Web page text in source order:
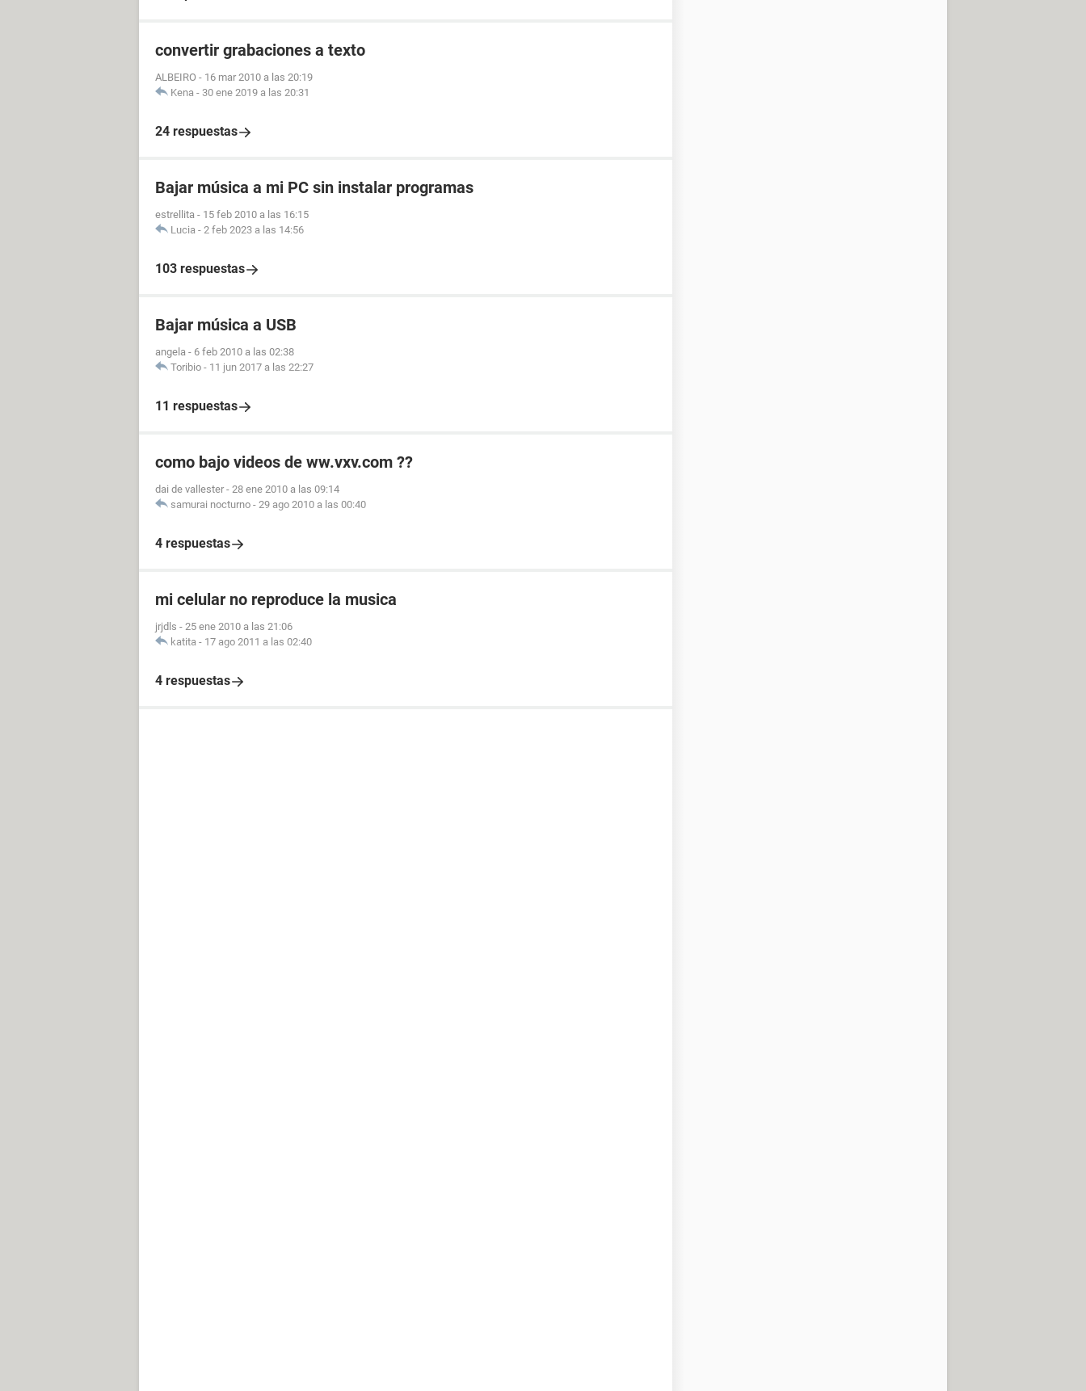
convertir grabaciones a texto
ALBEIRO - 16 mar 2010 a las 20:19
Kena - 30 ene 2019 a las 20:31
24 respuestas
Bajar música a mi PC sin instalar programas
estrellita - 15 feb 2010 a las 16:15
Lucia - 2 feb 2023 a las 14:56
103 respuestas
Bajar música a USB
angela - 6 feb 2010 a las 02:38
Toribio - 11 jun 2017 a las 22:27
11 respuestas
como bajo videos de ww.vxv.com ??
dai de vallester - 28 ene 2010 a las 09:14
samurai nocturno - 29 ago 2010 a las 00:40
4 respuestas
mi celular no reproduce la musica
jrjdls - 25 ene 2010 a las 21:06
katita - 17 ago 2011 a las 02:40
4 respuestas